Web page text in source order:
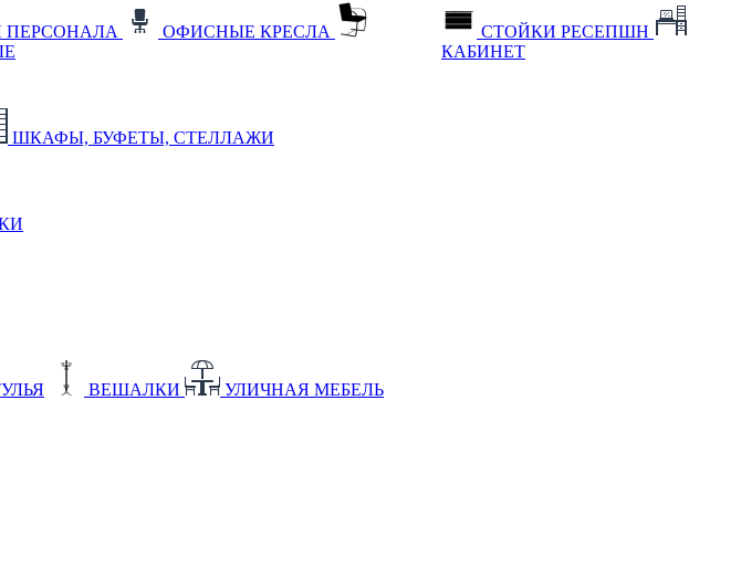
ПЕРСОНАЛА
ОФИСНЫЕ КРЕСЛА
СТОЙКИ РЕСЕПШН
КАБИНЕТ
ШКАФЫ, БУФЕТЫ, СТЕЛЛАЖИ
ВЕШАЛКИ УЛИЧНАЯ МЕБЕЛЬ